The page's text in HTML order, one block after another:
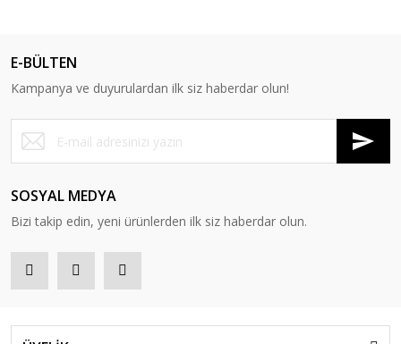
E-BÜLTEN
Kampanya ve duyurulardan ilk siz haberdar olun!
SOSYAL MEDYA
Bizi takip edin, yeni ürünlerden ilk siz haberdar olun.